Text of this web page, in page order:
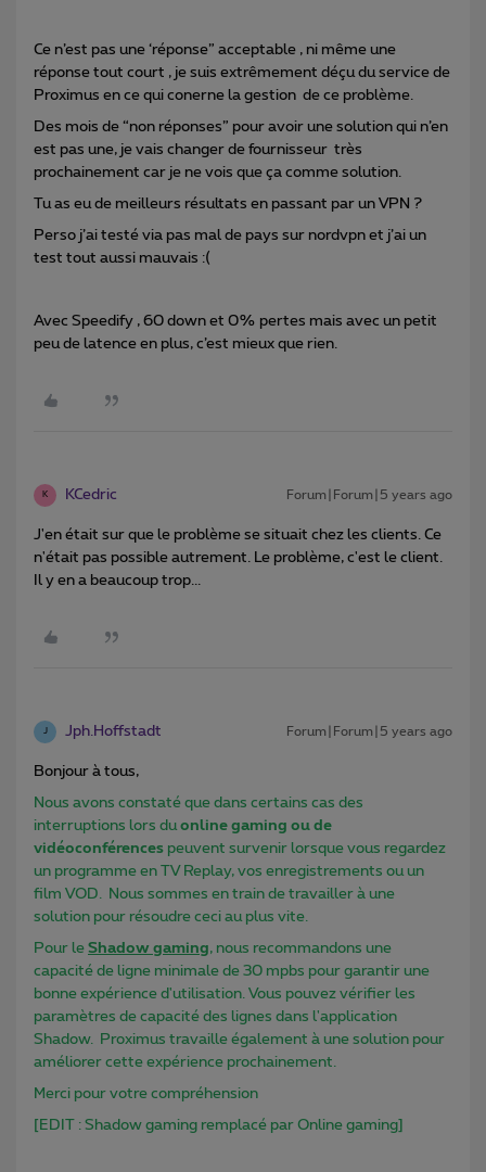
Ce n’est pas une ‘réponse” acceptable , ni même une
réponse tout court , je suis extrêmement déçu du service de
Proximus en ce qui conerne la gestion de ce problème.
Des mois de “non réponses” pour avoir une solution qui n’en
est pas une, je vais changer de fournisseur très
prochainement car je ne vois que ça comme solution.
Tu as eu de meilleurs résultats en passant par un VPN ?
Perso j’ai testé via pas mal de pays sur nordvpn et j’ai un
test tout aussi mauvais :(
Avec Speedify , 60 down et 0% pertes mais avec un petit
peu de latence en plus, c’est mieux que rien.
K KCedric Forum|Forum|5 years ago
J'en était sur que le problème se situait chez les clients. Ce
n'était pas possible autrement. Le problème, c'est le client.
Il y en a beaucoup trop...
J Jph.Hoffstadt Forum|Forum|5 years ago
Bonjour à tous,
Nous avons constaté que dans certains cas des
interruptions lors du online gaming ou de
vidéoconférences peuvent survenir lorsque vous regardez
un programme en TV Replay, vos enregistrements ou un
film VOD. Nous sommes en train de travailler à une
solution pour résoudre ceci au plus vite.
Pour le Shadow gaming, nous recommandons une
capacité de ligne minimale de 30 mpbs pour garantir une
bonne expérience d'utilisation. Vous pouvez vérifier les
paramètres de capacité des lignes dans l'application
Shadow. Proximus travaille également à une solution pour
améliorer cette expérience prochainement.
Merci pour votre compréhension
[EDIT : Shadow gaming remplacé par Online gaming]